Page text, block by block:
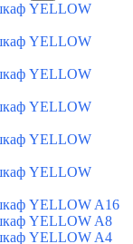
YELLOW
YELLOW
YELLOW
YELLOW
YELLOW
YELLOW
YELLOW A16
YELLOW A8
YELLOW A4